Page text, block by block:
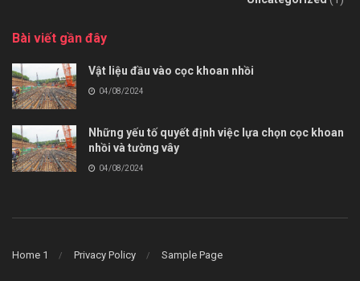
Bài viết gần đây
Vật liệu đầu vào cọc khoan nhồi
04/08/2024
Những yếu tố quyết định việc lựa chọn cọc khoan
nhồi và tường vây
04/08/2024
Home 1 Privacy Policy Sample Page